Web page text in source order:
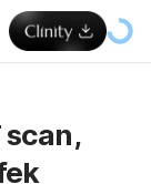
scan,